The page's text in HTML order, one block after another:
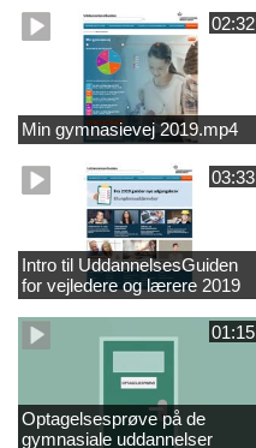
02:32
Min gymnasievej 2019.mp4
03:33
Intro til UddannelsesGuiden
for vejledere og lærere 2019
01:15
Optagelsesprøve på de
gymnasiale uddannelser